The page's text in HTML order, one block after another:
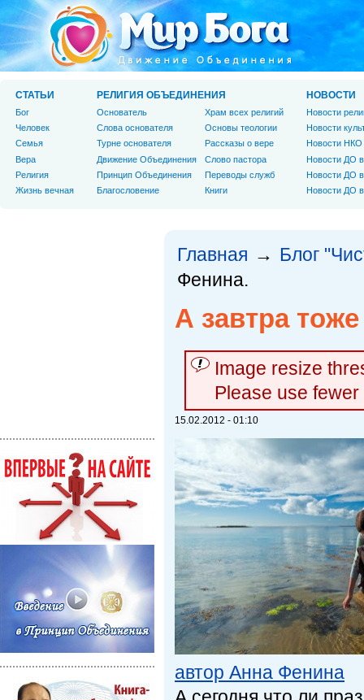
Главная → Блог
Фенина.
А завтра
Image resize
Please use
15.02.2012 - 01:10
автор Анна Фенина
СТАТЬИ
Бог
Человек
Cемья
Вера
Религия
Жизнь вечная
РЕЛИГИЯ ОБЪЕДИНЕНИЯ
Основатель
Слова основателя
Турне основателя
Движение Объединения
Принцип Объединения
Благословение
Храм всех религий
Основы теологии
Рассказы о вере
Слово пастора
Переводы служб
Книги
НОВОСТИ
Новости
Новости
Новости НКО
Новости ДО
Новости ДО
Новости ДО